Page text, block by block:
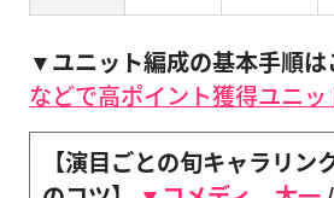
▼ユニット編成の基本手順は
などで高ポイント獲得ユニ
【演目ごとの旬キャラリン